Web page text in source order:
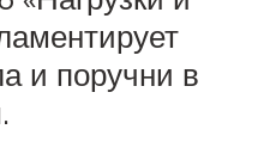
и поручни в